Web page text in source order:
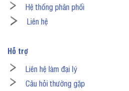
Hệ thống phân phối
Liên hệ
Hỗ trợ
Liên hệ làm đại lý
Câu hỏi thường gặp